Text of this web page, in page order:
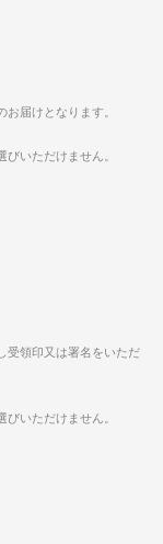
届けとなります。
いただけません。
受領印又は署名をいただ
いただけません。